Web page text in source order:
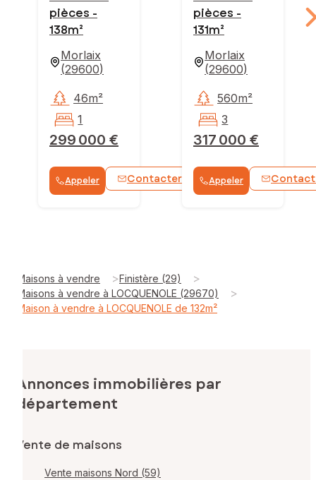
pièces -
138m²
Morlaix
(29600)
299 000 €
46m²
1
Appeler Contacter WhatsApp
pièces -
131m²
Morlaix
(29600)
317 000 €
560m²
3
Appeler
Maisons à vendre >Finistère (29) >
Maisons à vendre à LOCQUENOLE (29670) >
Maison à vendre à LOCQUENOLE de 132m²
Annonces immobilières par
département
Vente de maisons
Vente maisons Nord (59)